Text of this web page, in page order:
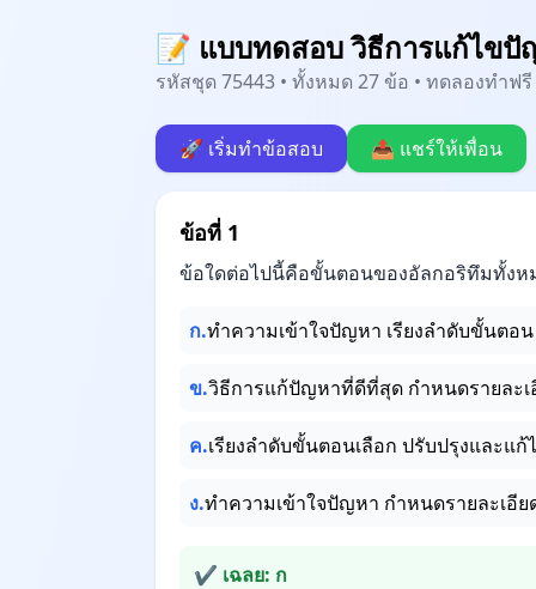
📝 แบบทดสอบ วิธีการแก้ไข
รหัสชุด 75443 • ทั้งหมด 27 ข้อ • ทดลองทำฟ
🚀 เริ่มทำข้อสอบ 📤 แชร์ให้เพื่อน
ข้อที่ 1
ข้อใดต่อไปนี้คือขั้นตอนของอัลกอริทึมทั้งห
ก.ทำความเข้าใจปัญหา เรียงลำดับขั้นต
ข.วิธีการแก้ปัญหาที่ดีที่สุด กำหนดรายละ
ค.เรียงลำดับขั้นตอนเลือก ปรับปรุงและแ
ง.ทำความเข้าใจปัญหา กำหนดรายละเอี
✔ เฉลย: ก